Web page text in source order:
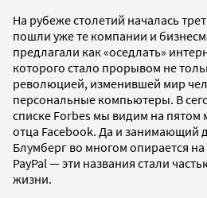
На рубеже столетий началась
пошли уже те компании и
предлагали как «оседлать»
которого стало прорывом не
революцией, изменившей мир
персональные компьютеры. В
списке Forbes мы видим на пятом
отца Facebook. Да и занимающий
Блумберг во многом опирается на
PayPal — эти названия стали
жизни.